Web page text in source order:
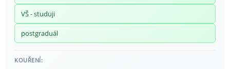
VŠ - studuji
postgraduál
KOUŘENÍ: